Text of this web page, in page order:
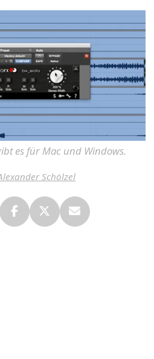
es für Mac und Windows.
Schölzel